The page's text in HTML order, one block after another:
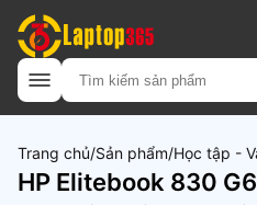
Trang chủ Sản phẩm Học tập -
HP Elitebook 830 G6